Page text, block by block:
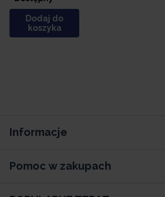
Dodaj do
koszyka
Informacje
Pomoc w zakupach